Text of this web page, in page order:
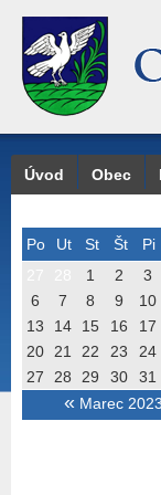
Úvod Obec
Po Ut St Št Pi
« Marec 2023
1 2 3
6
7 8 9 10
13
14 15 16 17
20
21 22 23 24
27
28 29 30 31